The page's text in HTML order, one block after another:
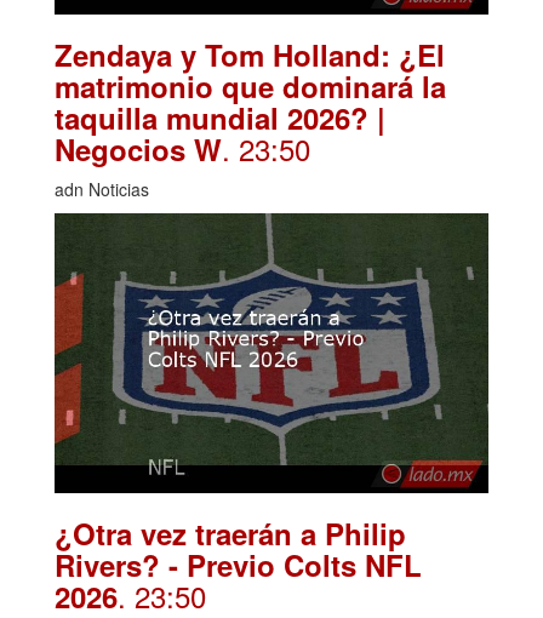
Zendaya y Tom Holland: ¿El
matrimonio que dominará la
taquilla mundial 2026? |
Negocios W. 23:50
adn Noticias
¿Otra vez traerán a Philip
Rivers? - Previo Colts NFL
2026. 23:50